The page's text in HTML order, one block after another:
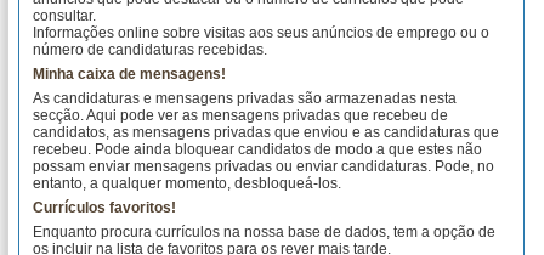
consultar.
Informações online sobre visitas aos seus anúncios de emprego ou o
número de candidaturas recebidas.
Minha caixa de mensagens!
As candidaturas e mensagens privadas são armazenadas nesta
secção. Aqui pode ver as mensagens privadas que recebeu de
candidatos, as mensagens privadas que enviou e as candidaturas que
recebeu. Pode ainda bloquear candidatos de modo a que estes não
possam enviar mensagens privadas ou enviar candidaturas. Pode, no
entanto, a qualquer momento, desbloqueá-los.
Currículos favoritos!
Enquanto procura currículos na nossa base de dados, tem a opção de
os incluir na lista de favoritos para os rever mais tarde.